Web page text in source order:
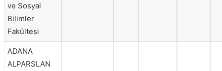
ve Sosyal
Bilimler
Fakültesi
ADANA
ALPARSLAN